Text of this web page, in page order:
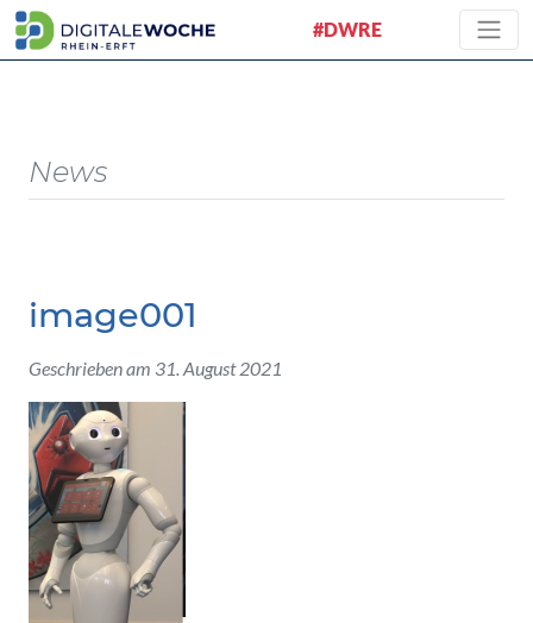
#DWRE
News
image001
Geschrieben am 31. August 2021